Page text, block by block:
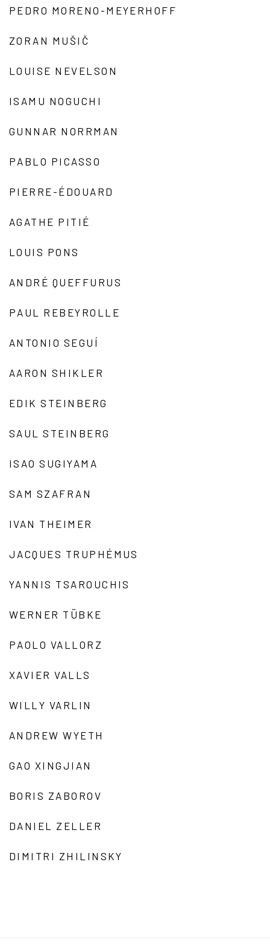
PEDRO MORENO-MEYERHOFF
ZORAN MUŠIČ
LOUISE NEVELSON
ISAMU NOGUCHI
GUNNAR NORRMAN
PABLO PICASSO
PIERRE-ÉDOUARD
AGATHE PITIÉ
LOUIS PONS
ANDRÉ QUEFFURUS
PAUL REBEYROLLE
ANTONIO SEGUÍ
AARON SHIKLER
EDIK STEINBERG
SAUL STEINBERG
ISAO SUGIYAMA
SAM SZAFRAN
IVAN THEIMER
JACQUES TRUPHÉMUS
YANNIS TSAROUCHIS
WERNER TÜBKE
PAOLO VALLORZ
XAVIER VALLS
WILLY VARLIN
ANDREW WYETH
GAO XINGJIAN
BORIS ZABOROV
DANIEL ZELLER
DIMITRI ZHILINSKY